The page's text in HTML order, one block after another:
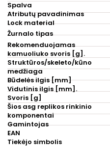
Spalva
Atributų pavadinimas
Lock material
Žurnalo tipas
Rekomenduojamas
kamuoliuko svoris [g].
Struktūros/skeleto/kūno
medžiaga
Būdelės ilgis [mm]
Vidutinis ilgis [mm].
Svoris [g]
Šios asg replikos rinkinio
komponentai
Gamintojas
EAN
Tiekėjo simbolis